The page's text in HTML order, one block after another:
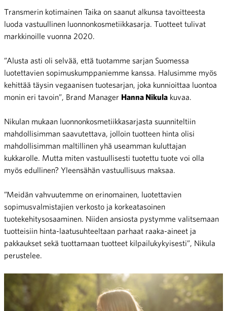
Transmerin kotimainen Taika on saanut alkunsa tavoitteesta
luoda vastuullinen luonnonkosmetiikkasarja. Tuotteet tulivat
markkinoille vuonna 2020.
”Alusta asti oli selvää, että tuotamme sarjan Suomessa
luotettavien sopimuskumppaniemme kanssa. Halusimme myös
kehittää täysin vegaanisen tuotesarjan, joka kunnioittaa luontoa
monin eri tavoin”, Brand Manager Hanna Nikula kuvaa.
Nikulan mukaan luonnonkosmetiikkasarjasta suunniteltiin
mahdollisimman saavutettava, jolloin tuotteen hinta olisi
mahdollisimman maltillinen yhä useamman kuluttajan
kukkarolle. Mutta miten vastuullisesti tuotettu tuote voi olla
myös edullinen? Yleensähän vastuullisuus maksaa.
”Meidän vahvuutemme on erinomainen, luotettavien
sopimusvalmistajien verkosto ja korkeatasoinen
tuotekehitysosaaminen. Niiden ansiosta pystymme valitsemaan
tuotteisiin hinta-laatusuhteeltaan parhaat raaka-aineet ja
pakkaukset sekä tuottamaan tuotteet kilpailukykyisesti”, Nikula
perustelee.